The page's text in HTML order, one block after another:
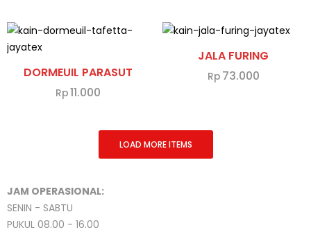
DORMEUIL PARASUT
Rp11.000
JALA FURING
Rp 73.000
LOAD MORE ITEMS
JAM OPERASIONAL:
SENIN - SABTU
PUKUL 08.00 - 16.00